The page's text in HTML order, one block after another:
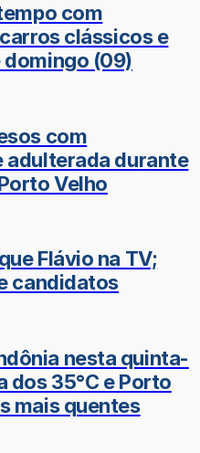
com
clássicos e
(09)
com
durante
Velho
Flávio na TV;
candidatos
nesta quinta-
dos 35°C e Porto
mais quentes